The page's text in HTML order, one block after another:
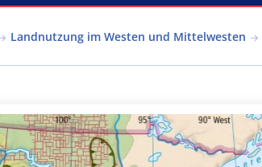
Landnutzung im Westen und Mittelwesten